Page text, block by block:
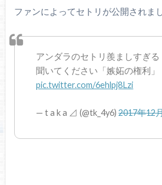
ファンによってセトリが公開されまし
アンダラのセトリ羨ましすぎる
聞いてください「嫉妬の権利」
pic.twitter.com/6ehlpj8Lzi
— t a k a ⊿ (@tk_4y6)2017年12